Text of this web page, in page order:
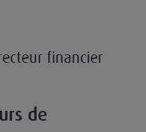
financier
de